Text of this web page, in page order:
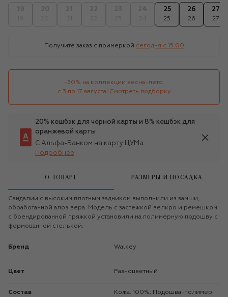
25
25
26
26
27
27
Получите заказ с примеркой сегодня c 15:00
-30% на коллекции весна-лето
с 3 по 17 августа! Смотреть подборку
20% кешбэк для чёрной карты и 8% кешбэк для
оранжевой карты
С Альфа-Банком на карту ЦУМа
Подробнее
О ТОВАРЕ РАЗМЕРЫ И ПОСАДКА
Сандалии с высоким плотным задником выполнили из замши,
обработанной алоэ вера. Модель с застежкой велкро и ремешком
с брендированной пряжкой установили на полимерную подошву с
формованной стелькой.
Бренд Walkey
Цвет Разноцветный
Состав
Кожа: 100%; Подошва-полимер: